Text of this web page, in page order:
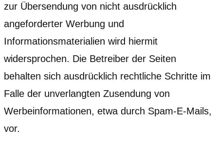
zur Übersendung von nicht ausdrücklich
angeforderter Werbung und
Informationsmaterialien wird hiermit
widersprochen. Die Betreiber der Seiten
behalten sich ausdrücklich rechtliche Schritte im
Falle der unverlangten Zusendung von
Werbeinformationen, etwa durch Spam-E-Mails,
vor.